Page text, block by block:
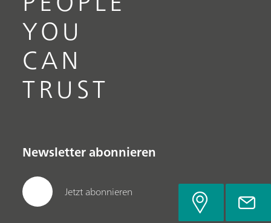
YOU
CAN
TRUST
Newsletter abonnieren
Jetzt abonnieren